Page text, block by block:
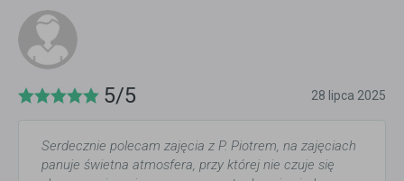
5/5 28 lipca 2025
Serdecznie polecam zajęcia z P. Piotrem, na zajęciach
panuje świetna atmosfera, przy której nie czuje się